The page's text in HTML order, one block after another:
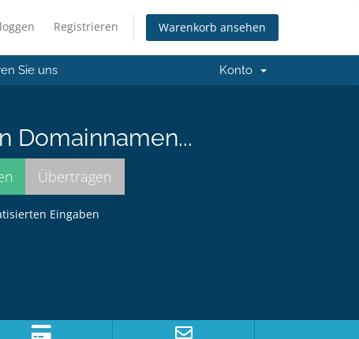
Registrieren Warenkorb ansehen
Sie uns Konto
Domainnamen...
Eingaben